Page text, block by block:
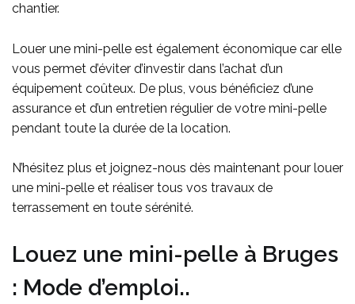
chantier.
Louer une mini-pelle est également économique car elle
vous permet d’éviter d’investir dans l’achat d’un
équipement coûteux. De plus, vous bénéficiez d’une
assurance et d’un entretien régulier de votre mini-pelle
pendant toute la durée de la location.
N’hésitez plus et joignez-nous dès maintenant pour louer
une mini-pelle et réaliser tous vos travaux de
terrassement en toute sérénité.
Louez une mini-pelle à Bruges
: Mode d’emploi..